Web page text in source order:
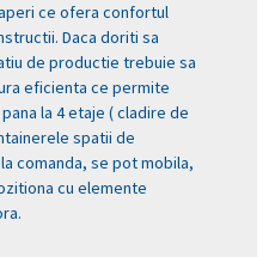
ce ofera confortul
Daca doriti sa
de productie trebuie sa
eficienta ce permite
la 4 etaje ( cladire de
spatii de
comanda, se pot mobila,
cu elemente